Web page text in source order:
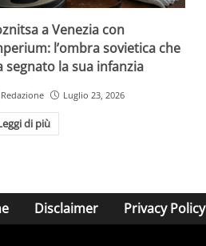
a Venezia con
l’ombra sovietica che
segnato la sua infanzia
Redazione Luglio 23, 2026
di più
Disclaimer Privacy Policy